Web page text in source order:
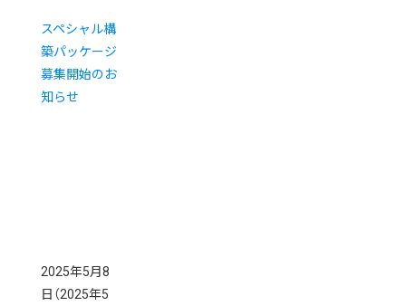
スペシャル構
築パッケージ
募集開始のお
知らせ
2025年5月8
日 （2025年5